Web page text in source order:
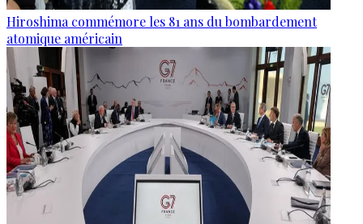
Hiroshima commémore les 81 ans du bombardement
atomique américain